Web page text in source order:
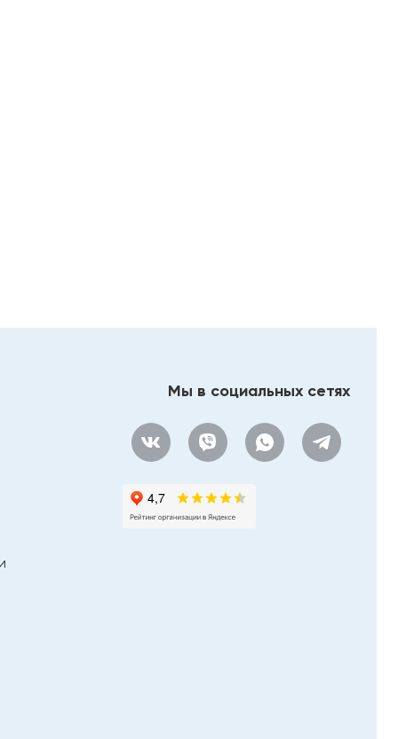
Relisan
Roca (плитка)
Rocersa
Rossinka Silvermix
Serenissima & Cir
SinteSi
Мы в социальных сетях